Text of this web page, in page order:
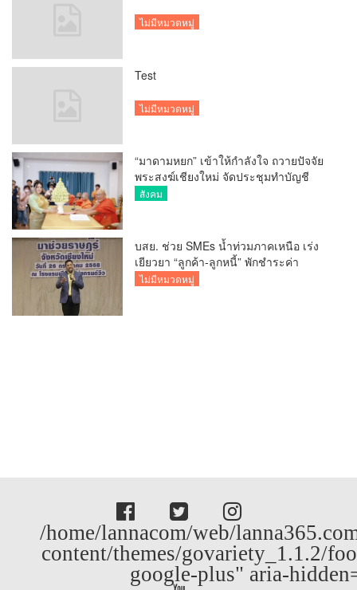
ไม่มีหมวดหมู่
Test
ไม่มีหมวดหมู่
“มาดามหยก” เข้าให้กำลังใจ ถวายปัจจัย
พระสงฆ์เชียงใหม่ จัดประชุมทำบัญชี
รายรับรายจ่ายของวัด กว่า 300 รูป ที่วัด
สังคม
บสย. ช่วย SMEs น้ำท่วมภาคเหนือ เร่ง
เยียวยา “ลูกค้า-ลูกหนี้” พักชำระค่า
ธรรมเนียม-ค่างวด
ไม่มีหมวดหมู่
/home/lannacom/web/
content/themes/govariety_1.1.2/
google-plus" aria-